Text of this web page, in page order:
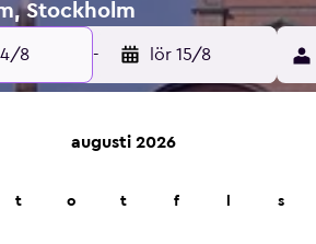
Stockholm
8 - lör 15/8
augusti 2026
t o t f s